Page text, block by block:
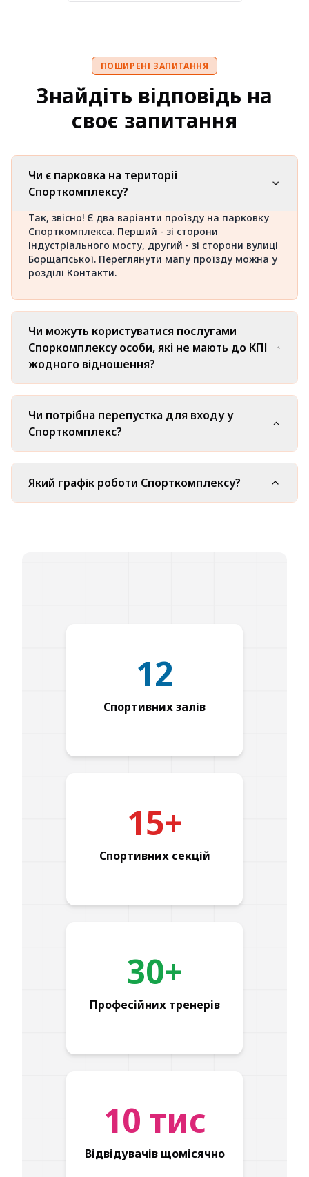
ПОШИРЕНІ ЗАПИТАННЯ
Знайдіть відповідь на
своє запитання
Чи є парковка на території
Спорткомплексу?
Так, звісно! Є два варіанти проїзду на парковку
Спорткомплекса. Перший - зі сторони
Індустріального мосту, другий - зі сторони вулиці
Борщагіської. Переглянути мапу проїзду можна у
розділі Контакти.
Чи можуть користуватися послугами
Споркомплексу особи, які не мають до КПІ
жодного відношення?
Чи потрібна перепустка для входу у
Спорткомплекс?
Який графік роботи Спорткомплексу?
12
Спортивних залів
15+
Спортивних секцій
30+
Професійних тренерів
10 тис
Відвідувачів щомісячно